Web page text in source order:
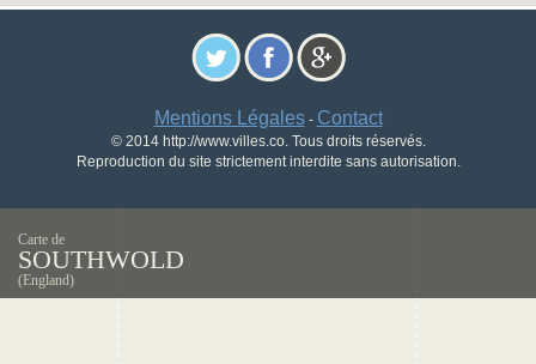
Mentions Légales- Contact
© 2014 http://www.villes.co. Tous droits réservés.
Reproduction du site strictement interdite sans autorisation.
Carte de
SOUTHWOLD
(England)